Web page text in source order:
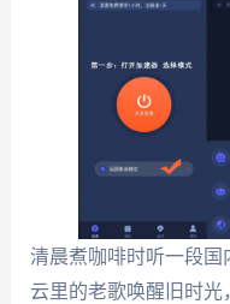
清晨煮咖啡时听一段
云里的老歌唤醒旧时